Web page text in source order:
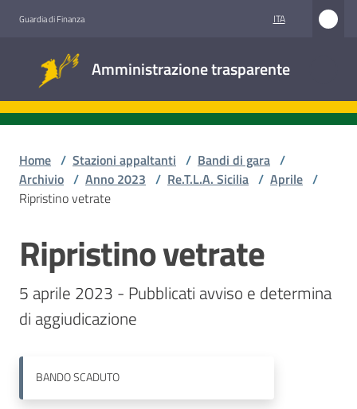
Guardia di Finanza ITA
Amministrazione trasparente
trasparente
Accesso
Stazioni
appaltanti
Contatti
Home / Stazioni appaltanti / Bandi di gara /
Archivio / Anno 2023 / Re.T.L.A. Sicilia / Aprile /
Ripristino vetrate
Salta al contenuto
Ripristino vetrate
5 aprile 2023 - Pubblicati avviso e determina
di aggiudicazione
BANDOSCADUTO